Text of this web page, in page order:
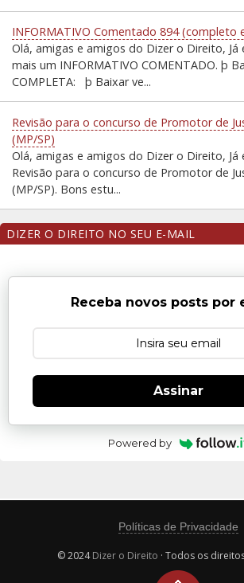
INFORMATIVO Comentado 894 (completo
Olá, amigas e amigos do Dizer o Direito, Já
mais um INFORMATIVO COMENTADO. þ
COMPLETA: þ Baixar ve...
Revisão para o concurso de Promotor de
(MP/SP)
Olá, amigas e amigos do Dizer o Direito, Já
Revisão para o concurso de Promotor de
(MP/SP). Bons estu...
DIZER O DIREITO NO SEU E-MAIL
Receba novos posts por
Assinar
Powered by
Políticas de Privacidade
© 2024Dizer o Direito · Todos os